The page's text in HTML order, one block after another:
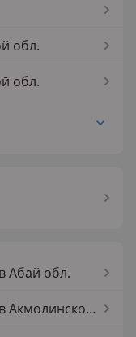
обл.
обл.
Абай обл.
Продажа 3-комнатных квартир в Акмолинской обл.